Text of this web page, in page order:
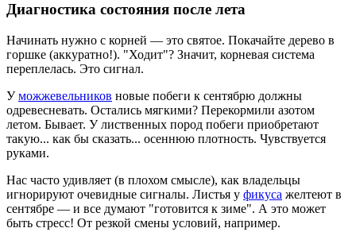
Диагностика состояния после лета
Начинать нужно с корней — это святое. Покачайте дерево в
горшке (аккуратно!). "Ходит"? Значит, корневая система
переплелась. Это сигнал.
Уможжевельников новые побеги к сентябрю должны
одревесневать. Остались мягкими? Перекормили азотом
летом. Бывает. У лиственных пород побеги приобретают
такую... как бы сказать... осеннюю плотность. Чувствуется
руками.
Нас часто удивляет (в плохом смысле), как владельцы
игнорируют очевидные сигналы. Листья у фикуса желтеют в
сентябре — и все думают "готовится к зиме". А это может
быть стресс! От резкой смены условий, например.